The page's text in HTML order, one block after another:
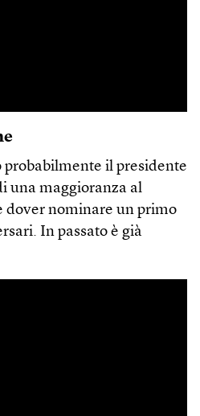
il presidente
una maggioranza al
dover nominare un primo
In passato è già